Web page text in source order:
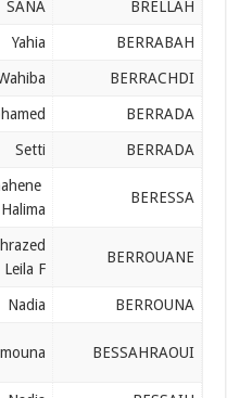
SANA
Médecine
Yahia
Wahiba
Médecine
SIDI Mohamed
Médecine
Setti
Médecine
Nadia
Dentaire
Mimouna
Médecine